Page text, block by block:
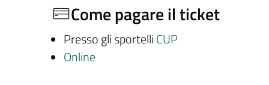
Come pagare il ticket
Presso gli sportelli CUP
Online